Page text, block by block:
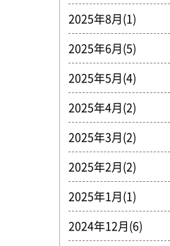
2025年8月(1)
2025年6月(5)
2025年5月(4)
2025年4月(2)
2025年3月(2)
2025年2月(2)
2025年1月(1)
2024年12月(6)